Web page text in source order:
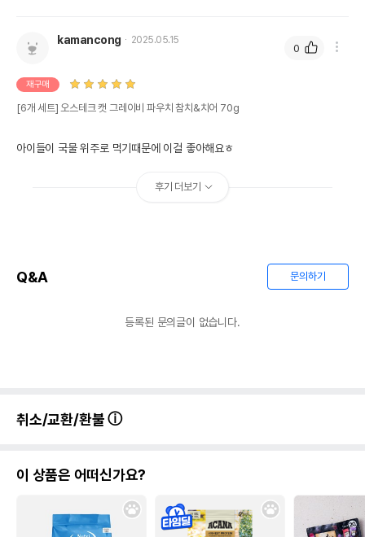
kamancong 2025.05.15
재구매
[6개 세트] 오스테크 캣 그레이비 파우치 참치&치어 70g
아이들이 국물 위주로 먹기때문에 이걸 좋아해요ㅎ
0
후기 더보기
Q&A 문의하기
등록된 문의글이 없습니다.
취소/교환/환불
이 상품은 어떠신가요?